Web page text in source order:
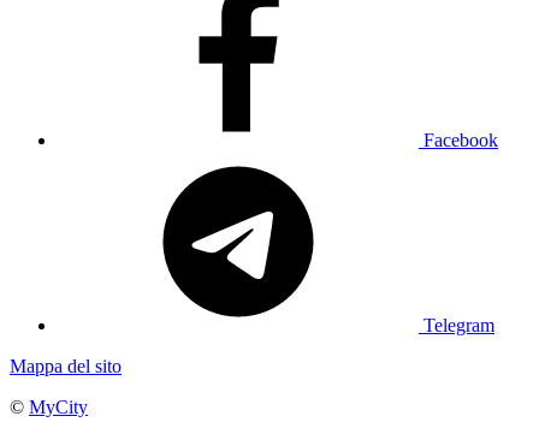
Facebook
Telegram
Mappa del sito
© MyCity